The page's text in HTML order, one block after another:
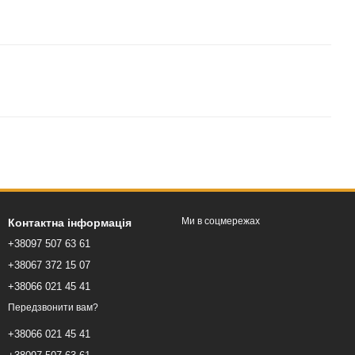
Контактна інформація
+38097 507 63 61
+38067 372 15 07
+38066 021 45 41
Передзвонити вам?
+38066 021 45 41
Ми в соцмережах